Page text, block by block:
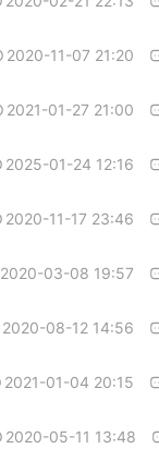
2020-11-07 21:20
2021-01-27 21:00
2025-01-24 12:16
2020-11-17 23:46
2020-03-08 19:57
2020-08-12 14:56
2021-01-04 20:15
2020-05-11 13:48